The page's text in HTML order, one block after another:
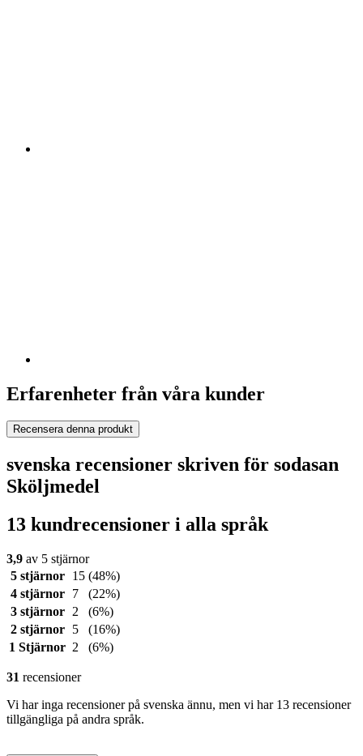
Erfarenheter från våra kunder
Recensera denna produkt
svenska recensioner skriven för sodasan
Sköljmedel
13 kundrecensioner i alla språk
3,9 av 5 stjärnor
5 stjärnor
15 (48%)
4 stjärnor
7
(22%)
3 stjärnor
2
(6%)
2 stjärnor
5
(16%)
1 Stjärnor 2 (6%)
31 recensioner
Vi har inga recensioner på svenska ännu, men vi har 13 recensioner
tillgängliga på andra språk.